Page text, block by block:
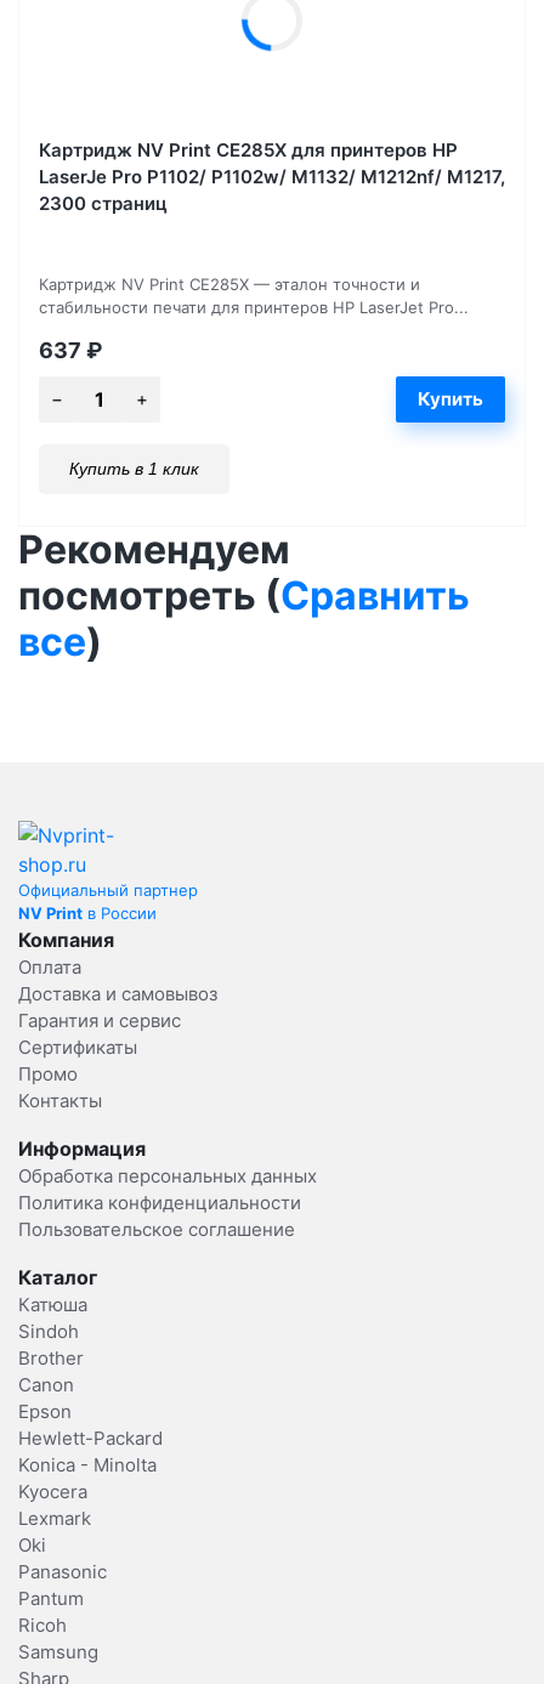
Картридж NV Print CE285X для принтеров HP
LaserJe Pro P1102/ P1102w/ M1132/ M1212nf/ М1217,
2300 страниц
Картридж NV Print CE285X — эталон точности и
стабильности печати для принтеров HP LaserJet Pro...
637 ₽
Купить в 1 клик
Рекомендуем
посмотреть (Сравнить
все)
Официальный партнер
NV Print в России
Компания
Оплата
Доставка и самовывоз
Гарантия и сервис
Сертификаты
Промо
Контакты
Информация
Обработка персональных данных
Политика конфиденциальности
Пользовательское соглашение
Каталог
Катюша
Sindoh
Brother
Canon
Epson
Hewlett-Packard
Konica - Minolta
Kyocera
Lexmark
Oki
Panasonic
Pantum
Ricoh
Samsung
Sharp